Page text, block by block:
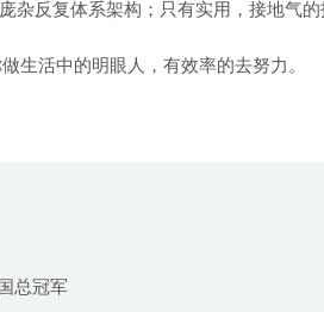
杂反复体系架构；只有实用，接地气的
生活中的明眼人，有效率的去努力。
总冠军